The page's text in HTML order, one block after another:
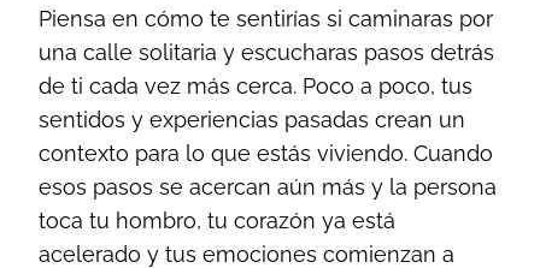
Piensa en cómo te sentirías si caminaras por
una calle solitaria y escucharas pasos detrás
de ti cada vez más cerca. Poco a poco, tus
sentidos y experiencias pasadas crean un
contexto para lo que estás viviendo. Cuando
esos pasos se acercan aún más y la persona
toca tu hombro, tu corazón ya está
acelerado y tus emociones comienzan a